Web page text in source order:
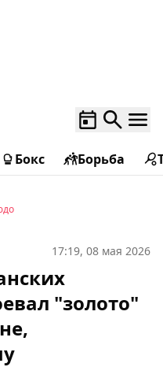
Бокс Борьба
17:19, 08 мая 2026
"золото"